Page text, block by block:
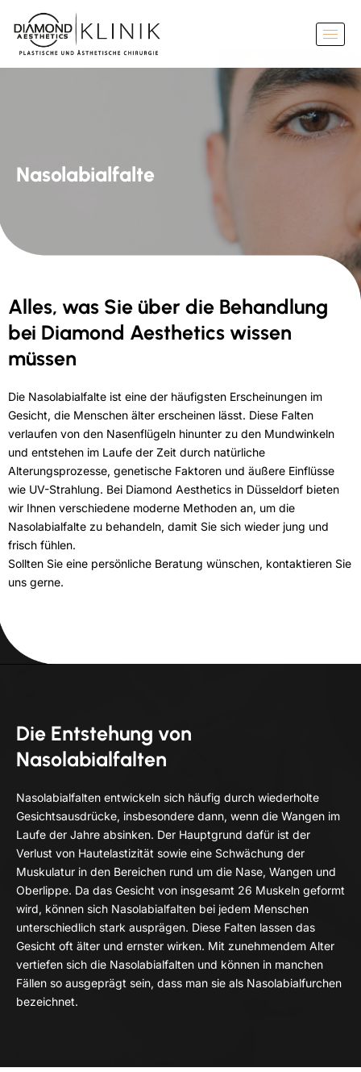
Nasolabialfalte
Alles, was Sie über die Behandlung
bei Diamond Aesthetics wissen
müssen
Die Nasolabialfalte ist eine der häufigsten Erscheinungen im
Gesicht, die Menschen älter erscheinen lässt. Diese Falten
verlaufen von den Nasenflügeln hinunter zu den Mundwinkeln
und entstehen im Laufe der Zeit durch natürliche
Alterungsprozesse, genetische Faktoren und äußere Einflüsse
wie UV-Strahlung. Bei Diamond Aesthetics in Düsseldorf bieten
wir Ihnen verschiedene moderne Methoden an, um die
Nasolabialfalte zu behandeln, damit Sie sich wieder jung und
frisch fühlen.
Sollten Sie eine persönliche Beratung wünschen, kontaktieren Sie
uns gerne.
Die Entstehung von
Nasolabialfalten
Nasolabialfalten entwickeln sich häufig durch wiederholte
Gesichtsausdrücke, insbesondere dann, wenn die Wangen im
Laufe der Jahre absinken. Der Hauptgrund dafür ist der
Verlust von Hautelastizität sowie eine Schwächung der
Muskulatur in den Bereichen rund um die Nase, Wangen und
Oberlippe. Da das Gesicht von insgesamt 26 Muskeln geformt
wird, können sich Nasolabialfalten bei jedem Menschen
unterschiedlich stark ausprägen. Diese Falten lassen das
Gesicht oft älter und ernster wirken. Mit zunehmendem Alter
vertiefen sich die Nasolabialfalten und können in manchen
Fällen so ausgeprägt sein, dass man sie als Nasolabialfurchen
bezeichnet.